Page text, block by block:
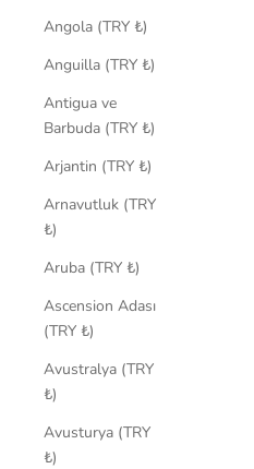
Angola (TRY ₺)
Anguilla (TRY ₺)
Antigua ve
Barbuda (TRY ₺)
Arjantin (TRY ₺)
Arnavutluk (TRY
₺)
Aruba (TRY ₺)
Ascension Adası
(TRY ₺)
Avustralya (TRY
₺)
Avusturya (TRY
₺)